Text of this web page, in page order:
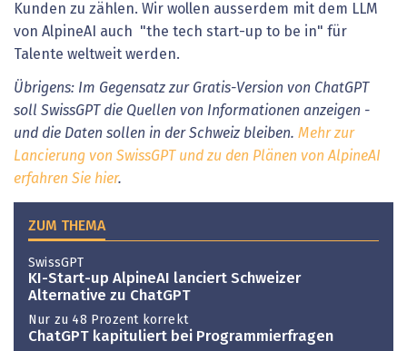
Kunden zu zählen. Wir wollen ausserdem mit dem LLM
von AlpineAI auch "the tech start-up to be in" für
Talente weltweit werden.
Übrigens: Im Gegensatz zur Gratis-Version von ChatGPT
soll SwissGPT die Quellen von Informationen anzeigen -
und die Daten sollen in der Schweiz bleiben. Mehr zur
Lancierung von SwissGPT und zu den Plänen von AlpineAI
erfahren Sie hier.
ZUM THEMA
SwissGPT
KI-Start-up AlpineAI lanciert Schweizer
Alternative zu ChatGPT
Nur zu 48 Prozent korrekt
ChatGPT kapituliert bei Programmierfragen